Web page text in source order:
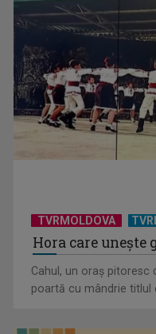
TVRMOLDOVA
Hora care unește
Cahul, un oraș pitoresc
poartă cu mândrie titlul